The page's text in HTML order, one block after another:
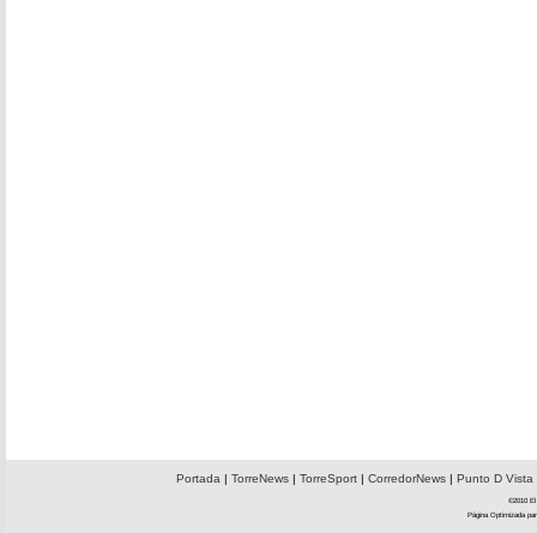
Portada | TorreNews| TorreSport| CorredorNews| Punto D Vista
©2010 El
Página Optimizada